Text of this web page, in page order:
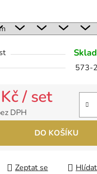
573-
/ set
DPH
DO KOŠÍKU
Zeptat se Hlídat